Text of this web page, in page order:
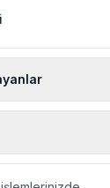
dahil değildir.